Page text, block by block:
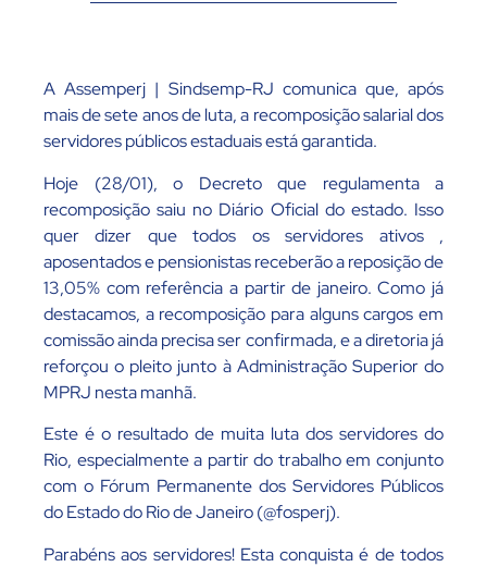
A Assemperj | Sindsemp-RJ comunica que, após
mais de sete anos de luta, a recomposição salarial dos
servidores públicos estaduais está garantida.
Hoje (28/01), o Decreto que regulamenta a
recomposição saiu no Diário Oficial do estado. Isso
quer dizer que todos os servidores ativos ,
aposentados e pensionistas receberão a reposição de
13,05% com referência a partir de janeiro. Como já
destacamos, a recomposição para alguns cargos em
comissão ainda precisa ser confirmada, e a diretoria já
reforçou o pleito junto à Administração Superior do
MPRJ nesta manhã.
Este é o resultado de muita luta dos servidores do
Rio, especialmente a partir do trabalho em conjunto
com o Fórum Permanente dos Servidores Públicos
do Estado do Rio de Janeiro (@fosperj).
Parabéns aos servidores! Esta conquista é de todos